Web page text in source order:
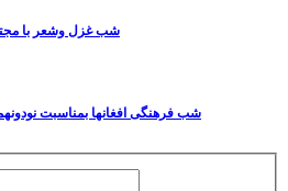
شب غزل وشعر با
شب فرهنگی افغانها بمناسبت